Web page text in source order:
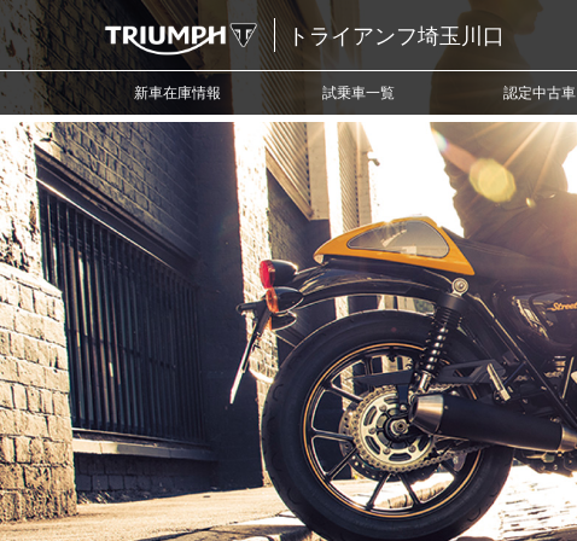
トライアンフ埼玉川口
新車在庫情報 試乗車一覧 認定中古車